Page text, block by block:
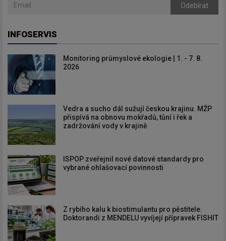
Odebírat
INFOSERVIS
Monitoring průmyslové ekologie | 1. - 7. 8.
2026
Vedra a sucho dál sužují českou krajinu. MŽP
přispívá na obnovu mokřadů, tůní i řek a
zadržování vody v krajině
ISPOP zveřejnil nové datové standardy pro
vybrané ohlašovací povinnosti
Z rybího kalu k biostimulantu pro pěstitele.
Doktorandi z MENDELU vyvíjejí přípravek FISHIT